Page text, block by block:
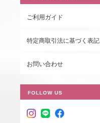
ご利用ガイド
特定商取引法に基づく表記
お問い合わせ
FOLLOW US